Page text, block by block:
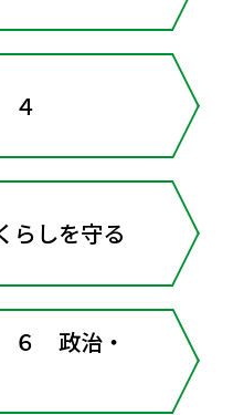
４
らしを守る
６ 政治・